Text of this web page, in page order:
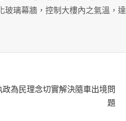
玻璃幕牆，控制大樓內之氣溫，達
政為民理念切實解決隨車出境問
題